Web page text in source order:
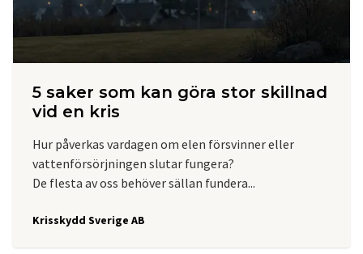
5 saker som kan göra stor skillnad
vid en kris
Hur påverkas vardagen om elen försvinner eller
vattenförsörjningen slutar fungera?
De flesta av oss behöver sällan fundera...
Krisskydd Sverige AB